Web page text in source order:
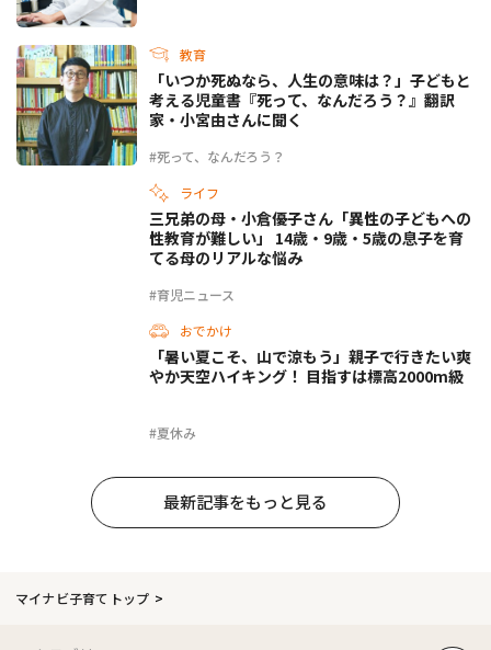
教育
#死って、なんだろう？
「いつか死ぬなら、人生の意味は？」子どもと
考える児童書『死って、なんだろう？』翻訳
家・小宮由さんに聞く
ライフ
#育児ニュース
三兄弟の母・小倉優子さん「異性の子どもへの
性教育が難しい」 14歳・9歳・5歳の息子を育
てる母のリアルな悩み
おでかけ
#夏休み
「暑い夏こそ、山で涼もう」親子で行きたい爽
やか天空ハイキング！ 目指すは標高2000m級
最新記事をもっと見る
マイナビ子育てトップ